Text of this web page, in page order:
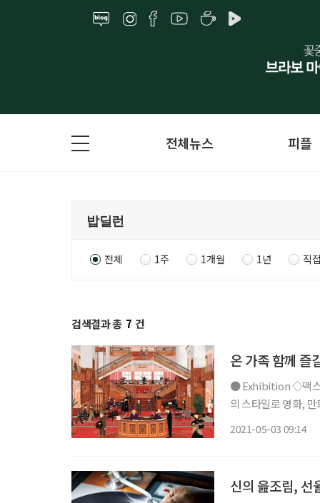
전체뉴스 피플
전체 1주 1개월 1년 직
검색결과 총 7 건
온 가족 함께 즐
● Exhibition ◇맥스 달튼, 영화의 순간들 일정 7월 11일까지 장소 마이아트뮤지엄 자신만
의 스타일로 영화,
2021-05-03 09:14
신의 읊조림, 선